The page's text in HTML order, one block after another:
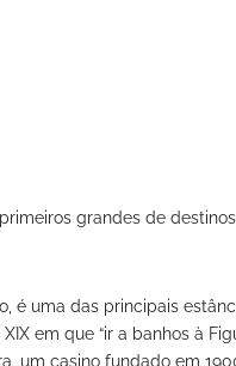
grandes de
é uma das principais
em que “ir a banhos à
um casino fundado em